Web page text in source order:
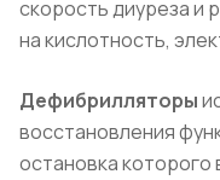
скорость диуреза и
на кислотность,
Дефибрилляторы
восстановления
остановка